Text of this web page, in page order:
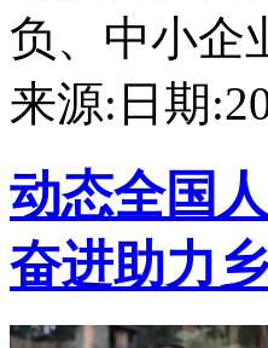
负、中小企
来源: 日期
动态全国
奋进助力